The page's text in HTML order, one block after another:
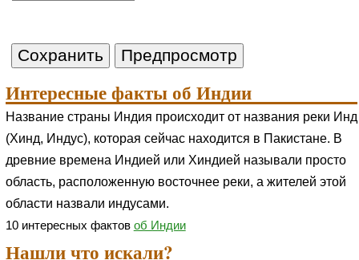
Интересные факты об Индии
Название страны Индия происходит от названия реки Инд
(Хинд, Индус), которая сейчас находится в Пакистане. В
древние времена Индией или Хиндией называли просто
область, расположенную восточнее реки, а жителей этой
области назвали индусами.
10 интересных фактов об Индии
Нашли что искали?